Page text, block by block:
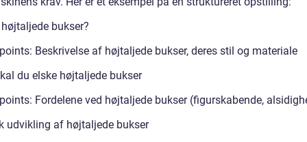
bukser?
Beskrivelse af højtaljede bukser, deres stil og materiale
du elske højtaljede bukser
Fordelene ved højtaljede bukser (figurskabende,
udvikling af højtaljede bukser